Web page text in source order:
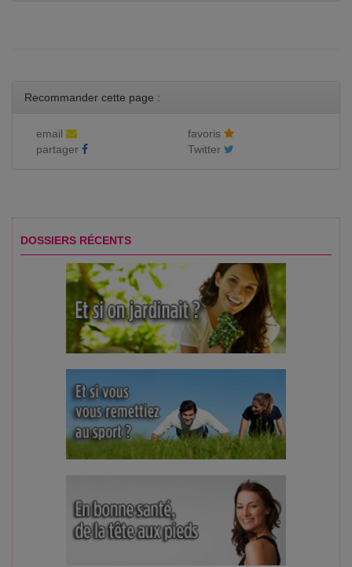
Recommander cette page :
email
favoris
partager
Twitter
DOSSIERS RÉCENTS